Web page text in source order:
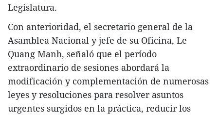
Legislatura.
Con anterioridad, el secretario general de la
Asamblea Nacional y jefe de su Oficina, Le
Quang Manh, señaló que el período
extraordinario de sesiones abordará la
modificación y complementación de numerosas
leyes y resoluciones para resolver asuntos
urgentes surgidos en la práctica, reducir los